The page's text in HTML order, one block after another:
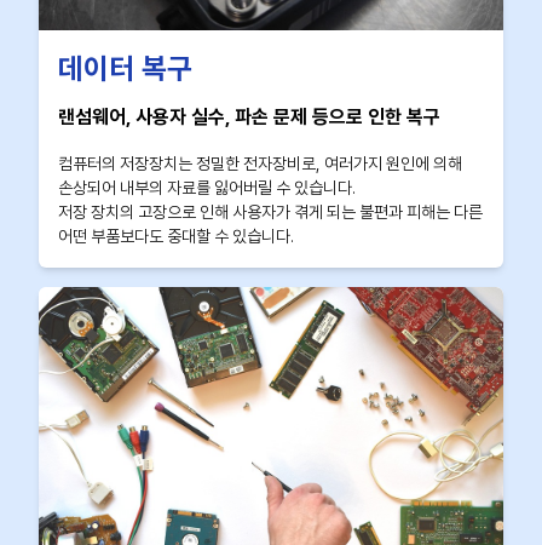
데이터 복구
랜섬웨어, 사용자 실수, 파손 문제 등으로 인한 복구
컴퓨터의 저장장치는 정밀한 전자장비로, 여러가지 원인에 의해
손상되어 내부의 자료를 잃어버릴 수 있습니다.
저장 장치의 고장으로 인해 사용자가 겪게 되는 불편과 피해는 다른
어떤 부품보다도 중대할 수 있습니다.